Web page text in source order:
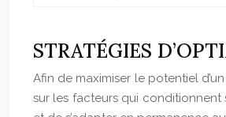
STRATÉGIES
Afin de maximiser le potentiel
sur les facteurs qui conditionnent